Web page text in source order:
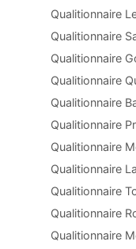
Qualitionnaire
Qualitionnaire
Qualitionnaire
Qualitionnaire
Qualitionnaire
Qualitionnaire
Qualitionnaire
Qualitionnaire
Qualitionnaire
Qualitionnaire
Qualitionnaire